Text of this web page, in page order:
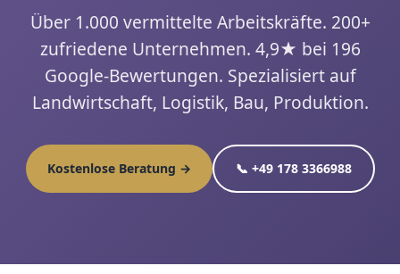
Über 1.000 vermittelte Arbeitskräfte. 200+
zufriedene Unternehmen. 4,9★ bei 196
Google-Bewertungen. Spezialisiert auf
Landwirtschaft, Logistik, Bau, Produktion.
Kostenlose Beratung → 📞 +49 178 3366988